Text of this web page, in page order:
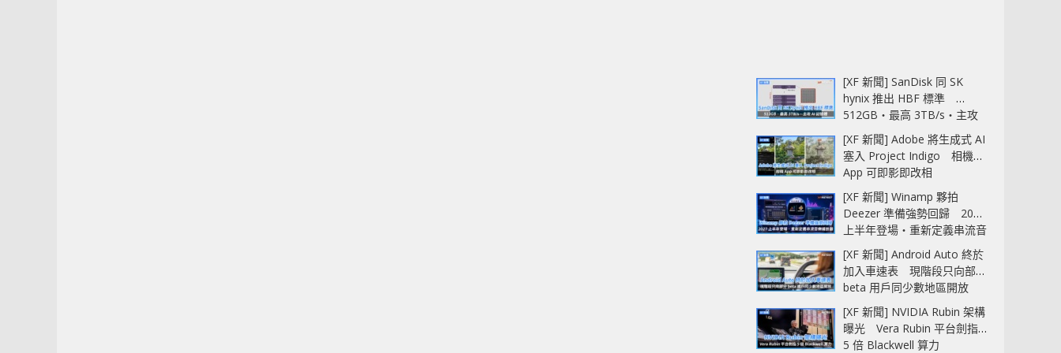
[XF 新聞] SanDisk 同 SK
hynix 推出 HBF 標準
512GB‧最高 3TB/s‧主攻
AI 記憶體
[XF 新聞] Adobe 將生成式 AI
塞入 Project Indigo 相機
App 可即影即改相
[XF 新聞] Winamp 夥拍
Deezer 準備強勢回歸 2027
上半年登場‧重新定義串流音
樂播放器
[XF 新聞] Android Auto 終於
加入車速表 現階段只向部分
beta 用戶同少數地區開放
[XF 新聞] NVIDIA Rubin 架構
曝光 Vera Rubin 平台劍指
5 倍 Blackwell 算力